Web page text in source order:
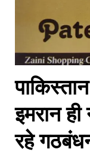
इमरान
रहे